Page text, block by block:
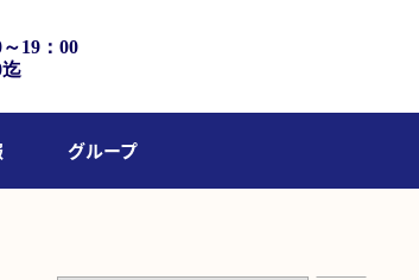
19：00
グループ